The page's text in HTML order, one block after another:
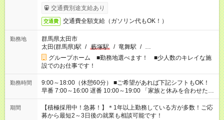
交通費別途支給あり
交通費 交通費全額支給（ガソリン代もOK！）
勤務地
群馬県太田市
太田(群馬県)駅 / 藪塚駅 / 竜舞駅 / …
グループホーム ■勤務地選べます！ ■少人数のキレイな施
設でのお仕事です！
勤務時間
9:00～18:00（休憩60分） ■ご希望があれば下記シフトもOK！
早番 7:00～16:00 遅番 10:00～19:00 「家族と休みを合わせた
い」 「余裕を持って夕飯の準備がしたい」 「できれば残業はし
たくない」 など、ご希望を教えてくださいね。 ※Wワーク希望
の方へ 今ご覧のお仕事で希望する勤務時間と、もう1つのお仕事
期間
【積極採用中！急募！】＊1年以上勤務している方が多数！ご応
募から最短2～3日後の就業も相談可能です！